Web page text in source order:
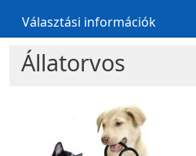
Választási információk
Állatorvos